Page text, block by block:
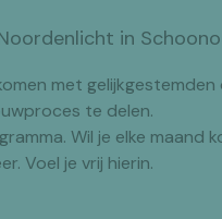
in
met gelijkgestemden
te delen.
Wil je elke maand